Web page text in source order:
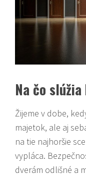
Na čo
Žijeme v dobe,
majetok, ale aj
na tie najhoršie
vypláca.
dverám odlišné a